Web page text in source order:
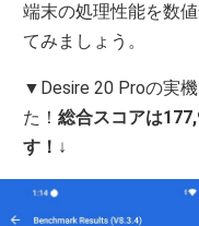
端末の処理性能を数
てみましょう。
▼Desire 20 Proの実
た！総合スコアは
す！ ↓